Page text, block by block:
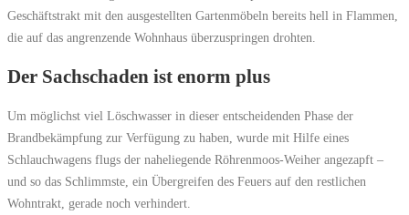
Geschäftstrakt mit den ausgestellten Gartenmöbeln bereits hell in Flammen,
die auf das angrenzende Wohnhaus überzuspringen drohten.
Der Sachschaden ist enorm plus
Um möglichst viel Löschwasser in dieser entscheidenden Phase der
Brandbekämpfung zur Verfügung zu haben, wurde mit Hilfe eines
Schlauchwagens flugs der naheliegende Röhrenmoos-Weiher angezapft –
und so das Schlimmste, ein Übergreifen des Feuers auf den restlichen
Wohntrakt, gerade noch verhindert.